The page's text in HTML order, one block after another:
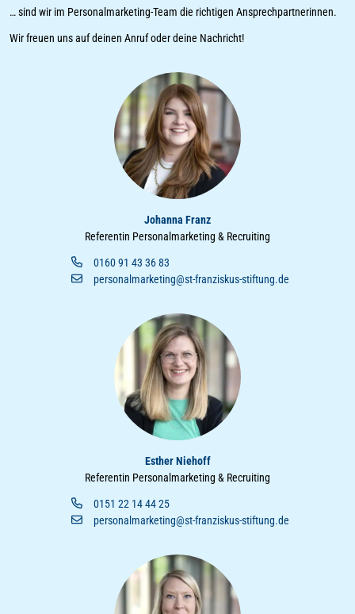
… sind wir im Personalmarketing-Team die richtigen Ansprechpartnerinnen.
Wir freuen uns auf deinen Anruf oder deine Nachricht!
Johanna Franz
Referentin Personalmarketing & Recruiting
0160 91 43 36 83
personalmarketing@st-franziskus-stiftung.de
Esther Niehoff
Referentin Personalmarketing & Recruiting
0151 22 14 44 25
personalmarketing@st-franziskus-stiftung.de